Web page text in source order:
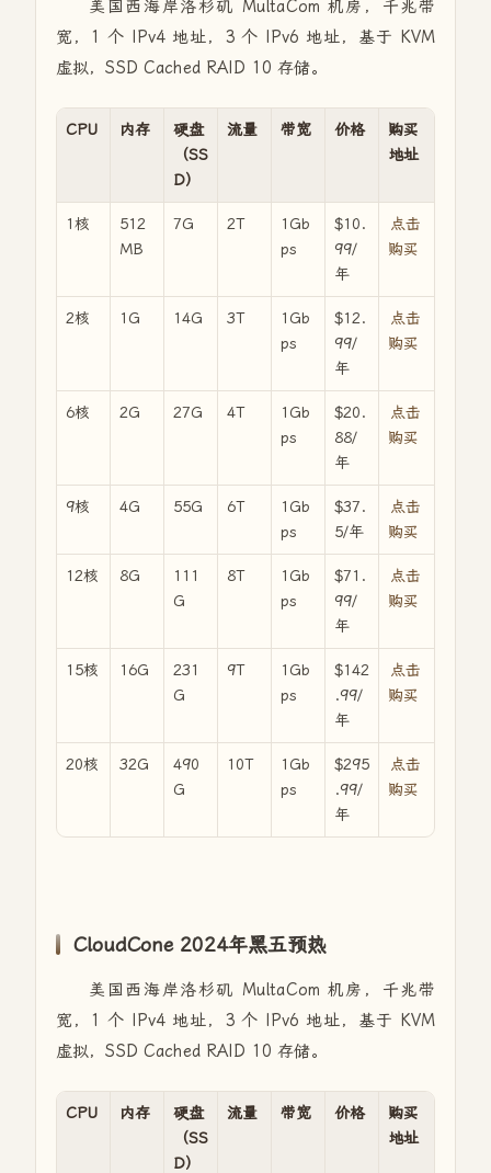
美国西海岸洛杉矶 MultaCom 机房，千兆带
宽，1 个 IPv4 地址，3 个 IPv6 地址，基于 KVM
虚拟，SSD Cached RAID 10 存储。
CPU 内存
硬盘
（SS
D）
流量 带宽 价格
购买
地址
1核
512
MB
7G 2T
1Gb
ps
$10.
99/
年
点击
购买
2核 1G 14G 3T
1Gb
ps
$12.
99/
年
点击
购买
6核 2G 27G 4T
1Gb
ps
$20.
88/
年
点击
购买
9核 4G 55G 6T
1Gb
ps
$37.
5/年
点击
购买
12核 8G
111
G
8T
1Gb
ps
$71.
99/
年
点击
购买
15核 16G
231
G
9T
1Gb
ps
$142
.99/
年
点击
购买
20核 32G
490
G
10T
1Gb
ps
$295
.99/
年
点击
购买
CloudCone 2024年黑五预热
美国西海岸洛杉矶 MultaCom 机房，千兆带
宽，1 个 IPv4 地址，3 个 IPv6 地址，基于 KVM
虚拟，SSD Cached RAID 10 存储。
CPU 内存
硬盘
（SS
D）
流量 带宽 价格
购买
地址